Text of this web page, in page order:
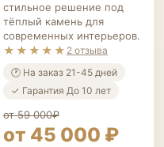
стильное решение под
тёплый камень для
современных интерьеров.
★★★★★ 2 отзыва
🕐 На заказ 21-45 дней
✓ Гарантия До 10 лет
от 59 000₽
от 45 000 ₽